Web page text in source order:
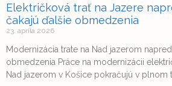
Električková trať na Jazere
čakajú ďalšie obmedzenia
23. apríla 2026
Modernizácia trate na Nad jazerom
obmedzenia Práce na modernizácii
Nad jazerom v Košice pokračujú v plnom